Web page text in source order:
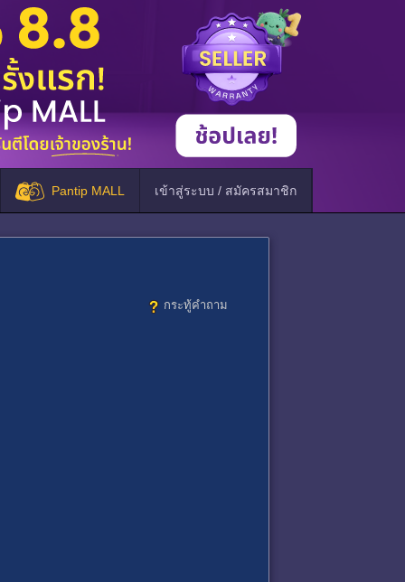
Pantip MALL เข้าสู่ระบบ / สมัครสมาชิก
กระทู้คำถาม